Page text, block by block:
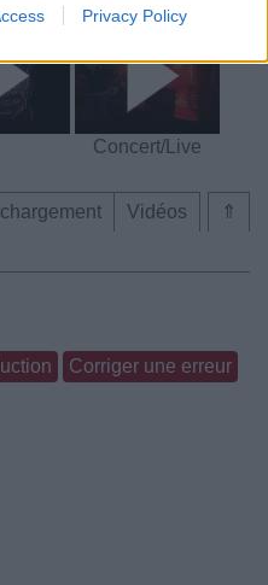
Privacy Policy
Concert/Live
⇑
Vidéos
Corriger une erreur